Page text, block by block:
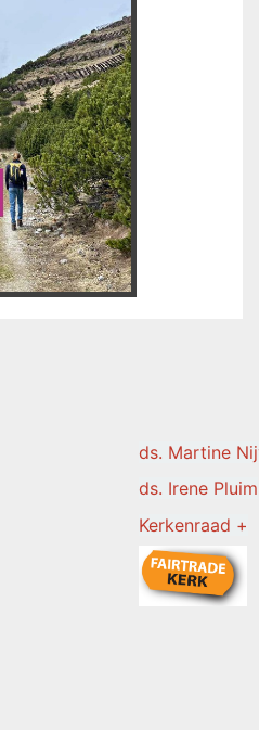
ds. Martine
ds. Irene Pluim
Kerkenraad +